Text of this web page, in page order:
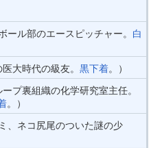
ール部のエースピッチャー。 白
医大時代の級友。黒下着。）
ープ裏組織の化学研究室主任。
。）
、ネコ尻尾のついた謎の少